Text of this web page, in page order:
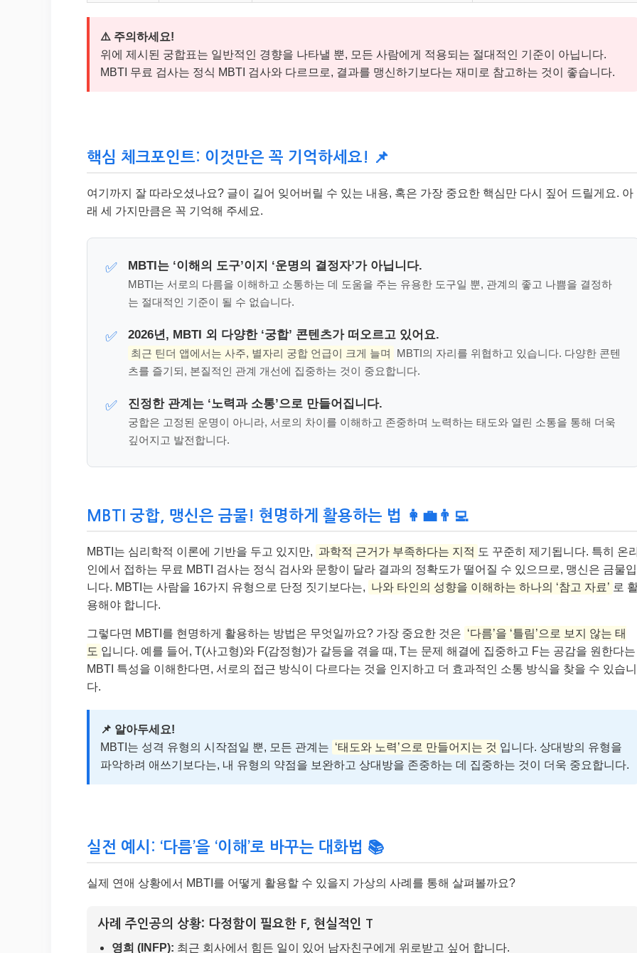
⚠️ 주의하세요!
위에 제시된 궁합표는 일반적인 경향을 나타낼 뿐, 모든 사람에게 적용되는 절대적인 기준이 아닙니다.
MBTI 무료 검사는 정식 MBTI 검사와 다르므로, 결과를 맹신하기보다는 재미로 참고하는 것이 좋습니다.
핵심 체크포인트: 이것만은 꼭 기억하세요! 📌
여기까지 잘 따라오셨나요? 글이 길어 잊어버릴 수 있는 내용, 혹은 가장 중요한 핵심만 다시 짚어 드릴게요. 아
래 세 가지만큼은 꼭 기억해 주세요.
✅ MBTI는 ‘이해의 도구’이지 ‘운명의 결정자’가 아닙니다.
MBTI는 서로의 다름을 이해하고 소통하는 데 도움을 주는 유용한 도구일 뿐, 관계의 좋고 나쁨을 결정하
는 절대적인 기준이 될 수 없습니다.
✅ 2026년, MBTI 외 다양한 ‘궁합’ 콘텐츠가 떠오르고 있어요.
최근 틴더 앱에서는 사주, 별자리 궁합 언급이 크게 늘며
MBTI의 자리를 위협하고 있습니다. 다양한 콘텐
츠를 즐기되, 본질적인 관계 개선에 집중하는 것이 중요합니다.
✅ 진정한 관계는 ‘노력과 소통’으로 만들어집니다.
궁합은 고정된 운명이 아니라, 서로의 차이를 이해하고 존중하며 노력하는 태도와 열린 소통을 통해 더욱
깊어지고 발전합니다.
MBTI 궁합, 맹신은 금물! 현명하게 활용하는 법 👩‍💼👨‍💻
MBTI는 심리학적 이론에 기반을 두고 있지만, 과학적 근거가 부족하다는 지적 도 꾸준히 제기됩니다. 특히 온
인에서 접하는 무료 MBTI 검사는 정식 검사와 문항이 달라 결과의 정확도가 떨어질 수 있으므로, 맹신은 금물입
니다. MBTI는 사람을 16가지 유형으로 단정 짓기보다는, 나와 타인의 성향을 이해하는 하나의 ‘참고 자료’ 로
용해야 합니다.
그렇다면 MBTI를 현명하게 활용하는 방법은 무엇일까요? 가장 중요한 것은 ‘다름’을 ‘틀림’으로 보지 않는 태
도 입니다. 예를 들어, T(사고형)와 F(감정형)가 갈등을 겪을 때, T는 문제 해결에 집중하고 F는 공감을 원한다는
MBTI 특성을 이해한다면, 서로의 접근 방식이 다르다는 것을 인지하고 더 효과적인 소통 방식을 찾을 수 있습니
다.
📌 알아두세요!
MBTI는 성격 유형의 시작점일 뿐, 모든 관계는 ‘태도와 노력’으로 만들어지는 것 입니다. 상대방의 유형을
파악하려 애쓰기보다는, 내 유형의 약점을 보완하고 상대방을 존중하는 데 집중하는 것이 더욱 중요합니다.
실전 예시: ‘다름’을 ‘이해’로 바꾸는 대화법 📚
실제 연애 상황에서 MBTI를 어떻게 활용할 수 있을지 가상의 사례를 통해 살펴볼까요?
사례 주인공의 상황: 다정함이 필요한 F, 현실적인 T
영희 (INFP): 최근 회사에서 힘든 일이 있어 남자친구에게 위로받고 싶어 합니다.